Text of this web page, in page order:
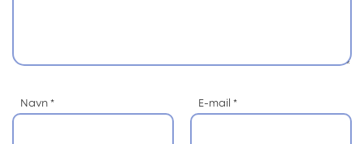
Navn * E-mail *